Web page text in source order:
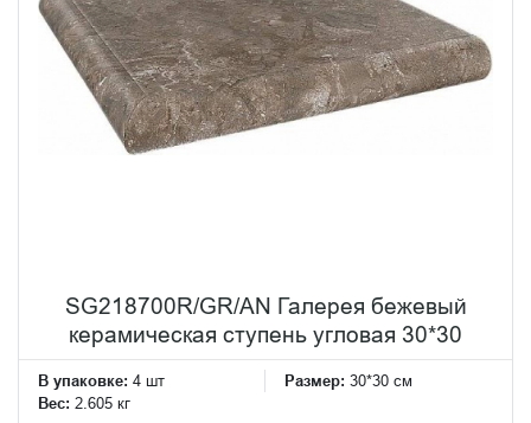
SG218700R/GR/AN Галерея бежевый
керамическая ступень угловая 30*30
В упаковке: 4 шт Размер: 30*30 см
Вес: 2.605 кг